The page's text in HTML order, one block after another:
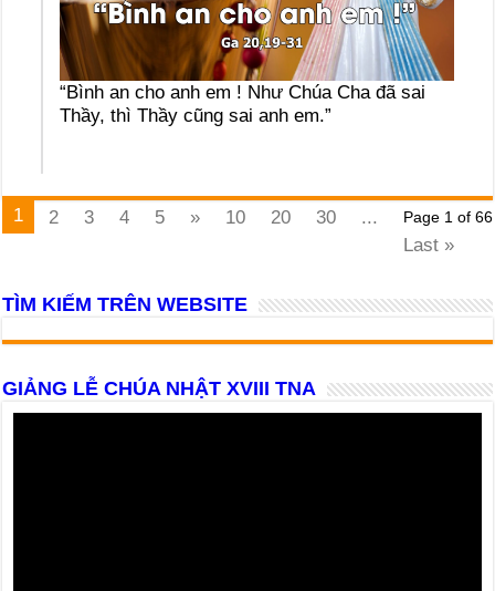
“Bình an cho anh em ! Như Chúa Cha đã sai
Thầy, thì Thầy cũng sai anh em.”
Page 1 of 66
1 2 3 4 5 » 10 20 30
...
Last »
TÌM KIẾM TRÊN WEBSITE
GIẢNG LỄ CHÚA NHẬT XVIII TNA